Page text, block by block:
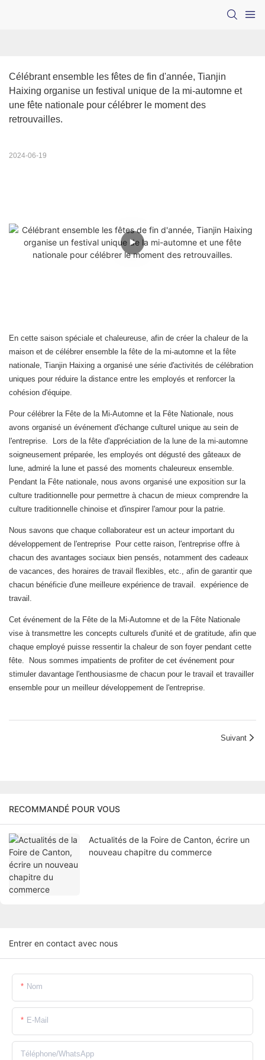
Célébrant ensemble les fêtes de fin d'année, Tianjin
Haixing organise un festival unique de la mi-automne et
une fête nationale pour célébrer le moment des
retrouvailles.
2024-06-19
En cette saison spéciale et chaleureuse, afin de créer la chaleur de la
maison et de célébrer ensemble la fête de la mi-automne et la fête
nationale, Tianjin Haixing a organisé une série d'activités de célébration
uniques pour réduire la distance entre les employés et renforcer la
cohésion d'équipe.
Pour célébrer la Fête de la Mi-Automne et la Fête Nationale, nous
avons organisé un événement d'échange culturel unique au sein de
l'entreprise. Lors de la fête d'appréciation de la lune de la mi-automne
soigneusement préparée, les employés ont dégusté des gâteaux de
lune, admiré la lune et passé des moments chaleureux ensemble.
Pendant la Fête nationale, nous avons organisé une exposition sur la
culture traditionnelle pour permettre à chacun de mieux comprendre la
culture traditionnelle chinoise et d'inspirer l'amour pour la patrie.
Nous savons que chaque collaborateur est un acteur important du
développement de l'entreprise Pour cette raison, l'entreprise offre à
chacun des avantages sociaux bien pensés, notamment des cadeaux
de vacances, des horaires de travail flexibles, etc., afin de garantir que
chacun bénéficie d'une meilleure expérience de travail. expérience de
travail.
Cet événement de la Fête de la Mi-Automne et de la Fête Nationale
vise à transmettre les concepts culturels d'unité et de gratitude, afin que
chaque employé puisse ressentir la chaleur de son foyer pendant cette
fête. Nous sommes impatients de profiter de cet événement pour
stimuler davantage l'enthousiasme de chacun pour le travail et travailler
ensemble pour un meilleur développement de l'entreprise.
Suivant
RECOMMANDÉ POUR VOUS
Actualités de la Foire de Canton, écrire un
nouveau chapitre du commerce
Entrer en contact avec nous
Nom
E-Mail
Téléphone/WhatsApp